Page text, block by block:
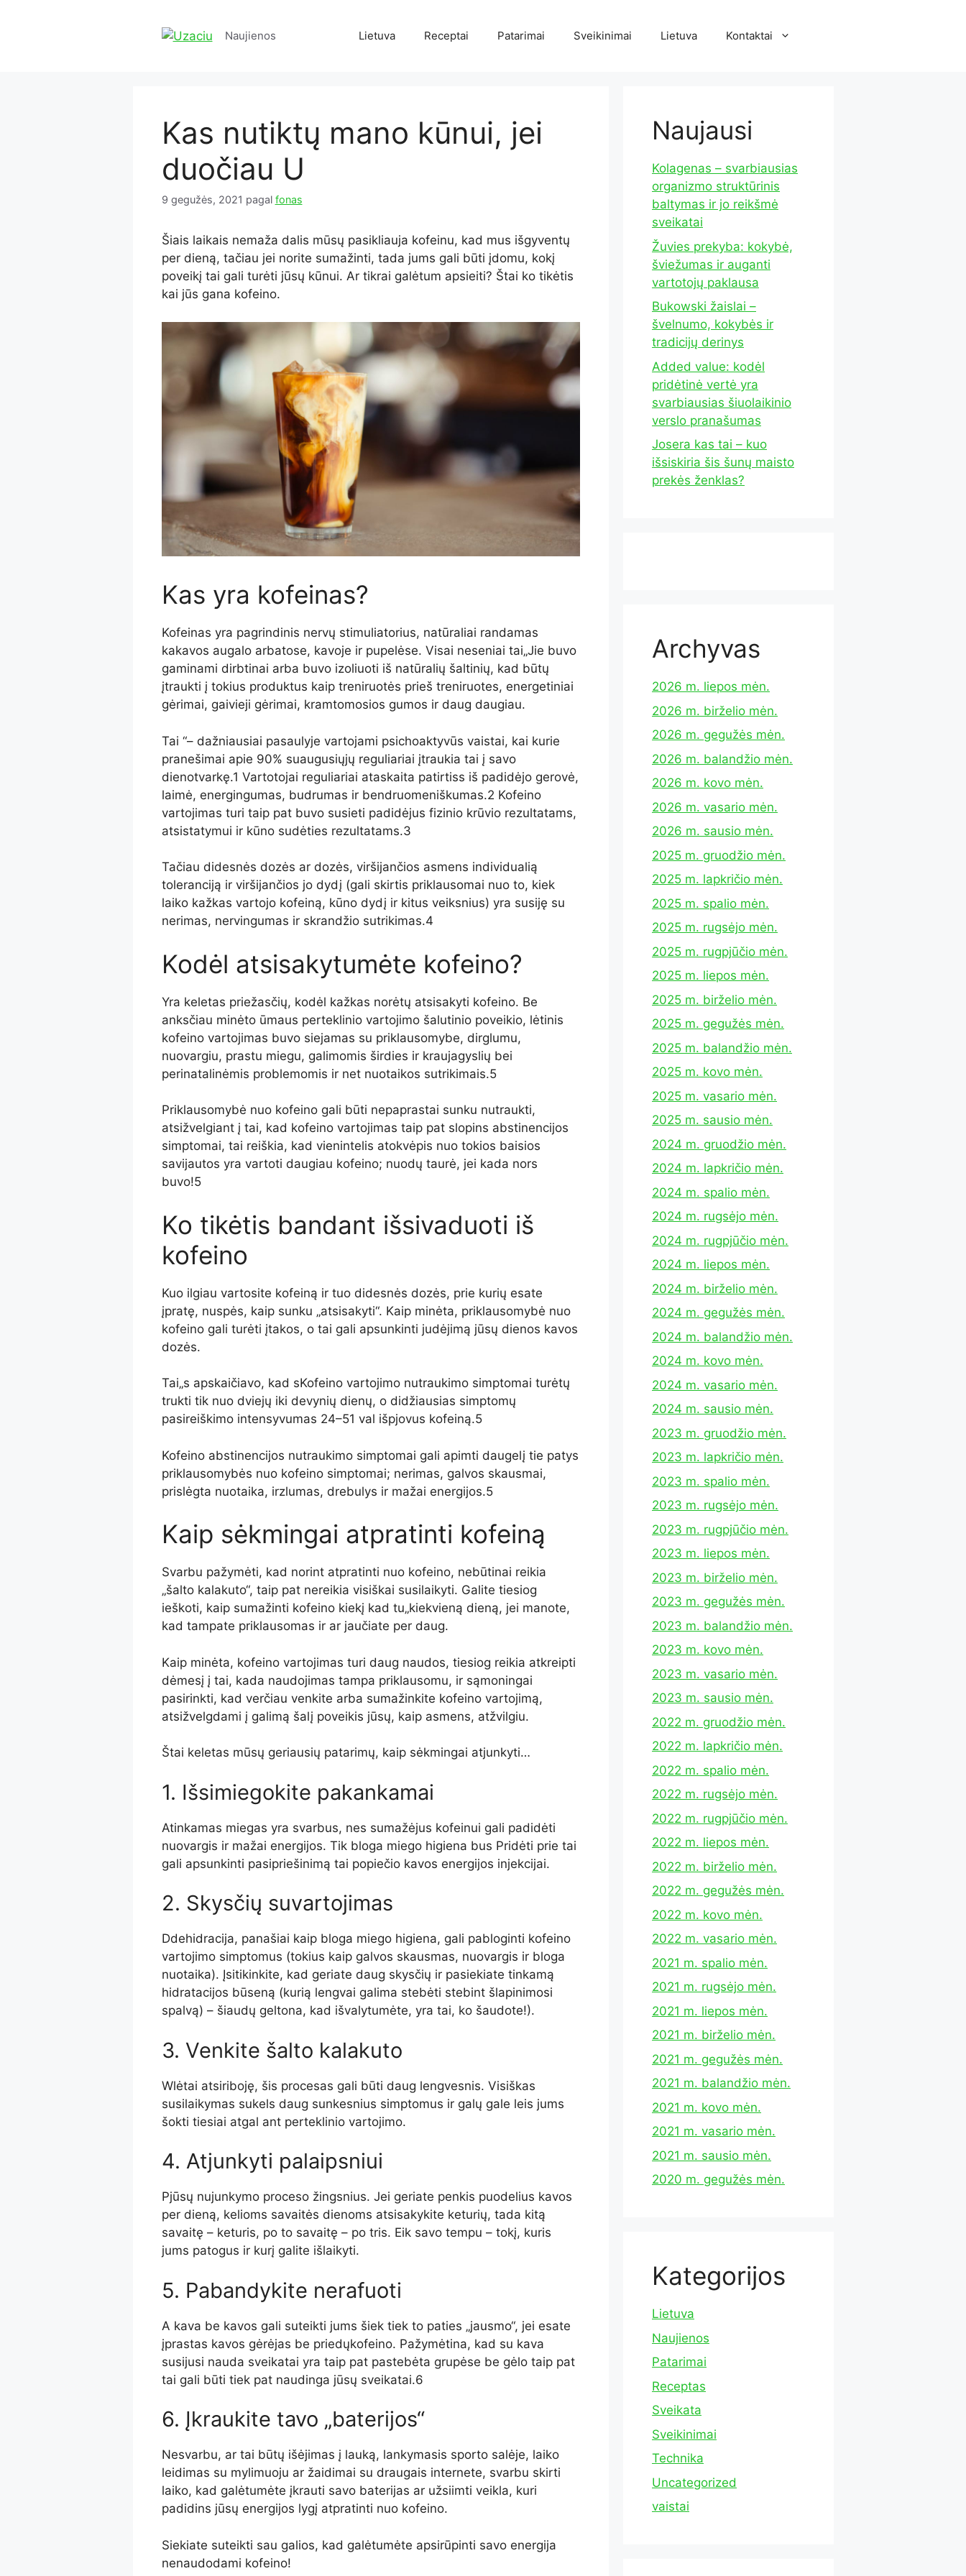
Naujienos Lietuva Receptai Patarimai Sveikinimai Lietuva Kontaktai
Kas nutiktų mano kūnui, jei
duočiau U
9 gegužės, 2021 pagal fonas
Šiais laikais nemaža dalis mūsų pasikliauja kofeinu, kad mus išgyventų
per dieną, tačiau jei norite sumažinti, tada jums gali būti įdomu, kokį
poveikį tai gali turėti jūsų kūnui. Ar tikrai galėtum apsieiti? Štai ko tikėtis
kai jūs gana kofeino.
Kas yra kofeinas?
Kofeinas yra pagrindinis nervų stimuliatorius, natūraliai randamas
kakavos augalo arbatose, kavoje ir pupelėse. Visai neseniai tai„Jie buvo
gaminami dirbtinai arba buvo izoliuoti iš natūralių šaltinių, kad būtų
įtraukti į tokius produktus kaip treniruotės prieš treniruotes, energetiniai
gėrimai, gaivieji gėrimai, kramtomosios gumos ir daug daugiau.
Tai “– dažniausiai pasaulyje vartojami psichoaktyvūs vaistai, kai kurie
pranešimai apie 90% suaugusiųjų reguliariai įtraukia tai į savo
dienotvarkę.1 Vartotojai reguliariai ataskaita patirtiss iš padidėjo gerovė,
laimė, energingumas, budrumas ir bendruomeniškumas.2 Kofeino
vartojimas turi taip pat buvo susieti padidėjus fizinio krūvio rezultatams,
atsistatymui ir kūno sudėties rezultatams.3
Tačiau didesnės dozės ar dozės, viršijančios asmens individualią
toleranciją ir viršijančios jo dydį (gali skirtis priklausomai nuo to, kiek
laiko kažkas vartojo kofeiną, kūno dydį ir kitus veiksnius) yra susiję su
nerimas, nervingumas ir skrandžio sutrikimas.4
Kodėl atsisakytumėte kofeino?
Yra keletas priežasčių, kodėl kažkas norėtų atsisakyti kofeino. Be
anksčiau minėto ūmaus perteklinio vartojimo šalutinio poveikio, lėtinis
kofeino vartojimas buvo siejamas su priklausomybe, dirglumu,
nuovargiu, prastu miegu, galimomis širdies ir kraujagyslių bei
perinatalinėmis problemomis ir net nuotaikos sutrikimais.5
Priklausomybė nuo kofeino gali būti nepaprastai sunku nutraukti,
atsižvelgiant į tai, kad kofeino vartojimas taip pat slopins abstinencijos
simptomai, tai reiškia, kad vienintelis atokvėpis nuo tokios baisios
savijautos yra vartoti daugiau kofeino; nuodų taurė, jei kada nors
buvo!5
Ko tikėtis bandant išsivaduoti iš
kofeino
Kuo ilgiau vartosite kofeiną ir tuo didesnės dozės, prie kurių esate
įpratę, nuspės, kaip sunku „atsisakyti“. Kaip minėta, priklausomybė nuo
kofeino gali turėti įtakos, o tai gali apsunkinti judėjimą jūsų dienos kavos
dozės.
Tai„s apskaičiavo, kad sKofeino vartojimo nutraukimo simptomai turėtų
trukti tik nuo dviejų iki devynių dienų, o didžiausias simptomų
pasireiškimo intensyvumas 24–51 val išpjovus kofeiną.5
Kofeino abstinencijos nutraukimo simptomai gali apimti daugelį tie patys
priklausomybės nuo kofeino simptomai; nerimas, galvos skausmai,
prislėgta nuotaika, irzlumas, drebulys ir mažai energijos.5
Kaip sėkmingai atpratinti kofeiną
Svarbu pažymėti, kad norint atpratinti nuo kofeino, nebūtinai reikia
„šalto kalakuto“, taip pat nereikia visiškai susilaikyti. Galite tiesiog
ieškoti, kaip sumažinti kofeino kiekį kad tu„kiekvieną dieną, jei manote,
kad tampate priklausomas ir ar jaučiate per daug.
Kaip minėta, kofeino vartojimas turi daug naudos, tiesiog reikia atkreipti
dėmesį į tai, kada naudojimas tampa priklausomu, ir sąmoningai
pasirinkti, kad verčiau venkite arba sumažinkite kofeino vartojimą,
atsižvelgdami į galimą šalį poveikis jūsų, kaip asmens, atžvilgiu.
Štai keletas mūsų geriausių patarimų, kaip sėkmingai atjunkyti…
1. Išsimiegokite pakankamai
Atinkamas miegas yra svarbus, nes sumažėjus kofeinui gali padidėti
nuovargis ir mažai energijos. Tik bloga miego higiena bus Pridėti prie tai
gali apsunkinti pasipriešinimą tai popiečio kavos energijos injekcijai.
2. Skysčių suvartojimas
Ddehidracija, panašiai kaip bloga miego higiena, gali pabloginti kofeino
vartojimo simptomus (tokius kaip galvos skausmas, nuovargis ir bloga
nuotaika). Įsitikinkite, kad geriate daug skysčių ir pasiekiate tinkamą
hidratacijos būseną (kurią lengvai galima stebėti stebint šlapinimosi
spalvą) –šiaudų geltona, kad išvalytumėte, yra tai, ko šaudote!).
3. Venkite šalto kalakuto
Wlėtai atsiriboję, šis procesas gali būti daug lengvesnis. Visiškas
susilaikymas sukels daug sunkesnius simptomus ir galų gale leis jums
šokti tiesiai atgal ant perteklinio vartojimo.
4. Atjunkyti palaipsniui
Pjūsų nujunkymo proceso žingsnius. Jei geriate penkis puodelius kavos
per dieną, kelioms savaitės dienoms atsisakykite keturių, tada kitą
savaitę – keturis, po to savaitę – po tris. Eik savo tempu –tokį, kuris
jums patogus ir kurį galite išlaikyti.
5. Pabandykite nerafuoti
A kava be kavos gali suteikti jums šiek tiek to paties „jausmo“, jei esate
įprastas kavos gėrėjas be priedųkofeino. Pažymėtina, kad su kava
susijusi nauda sveikatai yra taip pat pastebėta grupėse be gėlotaip pat
tai gali būti tiek pat naudinga jūsų sveikatai.6
6. Įkraukite tavo „baterijos“
Nesvarbu, ar tai būtų išėjimas į lauką, lankymasis sporto salėje, laiko
leidimas su mylimuoju ar žaidimai su draugais internete, svarbu skirti
laiko, kad galėtumėte įkrauti savo baterijas ar užsiimti veikla, kuri
padidins jūsų energijos lygį atpratinti nuo kofeino.
Siekiate suteikti sau galios, kad galėtumėte apsirūpinti savo energija
nenaudodami kofeino!
Naujausi
Kolagenas – svarbiausias
organizmo struktūrinis
baltymas ir jo reikšmė
sveikatai
Žuvies prekyba: kokybė,
šviežumas ir auganti
vartotojų paklausa
Bukowski žaislai –
švelnumo, kokybės ir
tradicijų derinys
Added value: kodėl
pridėtinė vertė yra
svarbiausias šiuolaikinio
verslo pranašumas
Josera kas tai – kuo
išsiskiria šis šunų maisto
prekės ženklas?
Archyvas
2026 m. liepos mėn.
2026 m. birželio mėn.
2026 m. gegužės mėn.
2026 m. balandžio mėn.
2026 m. kovo mėn.
2026 m. vasario mėn.
2026 m. sausio mėn.
2025 m. gruodžio mėn.
2025 m. lapkričio mėn.
2025 m. spalio mėn.
2025 m. rugsėjo mėn.
2025 m. rugpjūčio mėn.
2025 m. liepos mėn.
2025 m. birželio mėn.
2025 m. gegužės mėn.
2025 m. balandžio mėn.
2025 m. kovo mėn.
2025 m. vasario mėn.
2025 m. sausio mėn.
2024 m. gruodžio mėn.
2024 m. lapkričio mėn.
2024 m. spalio mėn.
2024 m. rugsėjo mėn.
2024 m. rugpjūčio mėn.
2024 m. liepos mėn.
2024 m. birželio mėn.
2024 m. gegužės mėn.
2024 m. balandžio mėn.
2024 m. kovo mėn.
2024 m. vasario mėn.
2024 m. sausio mėn.
2023 m. gruodžio mėn.
2023 m. lapkričio mėn.
2023 m. spalio mėn.
2023 m. rugsėjo mėn.
2023 m. rugpjūčio mėn.
2023 m. liepos mėn.
2023 m. birželio mėn.
2023 m. gegužės mėn.
2023 m. balandžio mėn.
2023 m. kovo mėn.
2023 m. vasario mėn.
2023 m. sausio mėn.
2022 m. gruodžio mėn.
2022 m. lapkričio mėn.
2022 m. spalio mėn.
2022 m. rugsėjo mėn.
2022 m. rugpjūčio mėn.
2022 m. liepos mėn.
2022 m. birželio mėn.
2022 m. gegužės mėn.
2022 m. kovo mėn.
2022 m. vasario mėn.
2021 m. spalio mėn.
2021 m. rugsėjo mėn.
2021 m. liepos mėn.
2021 m. birželio mėn.
2021 m. gegužės mėn.
2021 m. balandžio mėn.
2021 m. kovo mėn.
2021 m. vasario mėn.
2021 m. sausio mėn.
2020 m. gegužės mėn.
Kategorijos
Lietuva
Naujienos
Patarimai
Receptas
Sveikata
Sveikinimai
Technika
Uncategorized
vaistai